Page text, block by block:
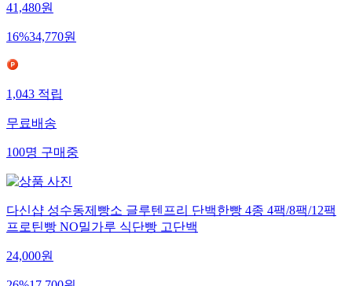
41,480원
16%34,770원
1,043적립
무료배송
100명구매중
다신샵 성수동제빵소 글루텐프리 단백한빵 4종 4팩/8팩/12팩
프로틴빵 NO밀가루 식단빵 고단백
24,000원